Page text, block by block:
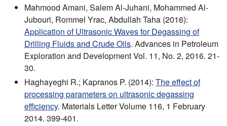
Mahmood Amani, Salem Al-Juhani, Mohammed Al-
Jubouri, Rommel Yrac, Abdullah Taha (2016):
Application of Ultrasonic Waves for Degassing of
Drilling Fluids and Crude Oils. Advances in Petroleum
Exploration and Development Vol. 11, No. 2, 2016. 21-
30.
Haghayeghi R.; Kapranos P. (2014): The effect of
processing parameters on ultrasonic degassing
efficiency. Materials Letter Volume 116, 1 February
2014. 399-401.